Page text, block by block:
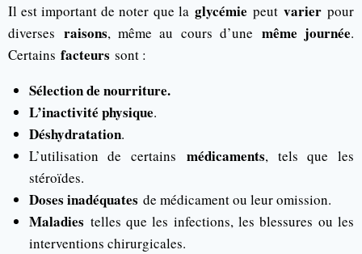
Il est important de noter que la glycémie peut varierpour
diversesraisons, même au cours d’une même journée.
Certains facteurs sont :
Sélection de nourriture.
L’inactivité physique.
Déshydratation.
L’utilisation de certainsmédicaments, tels que les
stéroïdes.
Doses inadéquates de médicament ou leur omission.
Maladies telles que les infections, les blessures ou les
interventions chirurgicales.